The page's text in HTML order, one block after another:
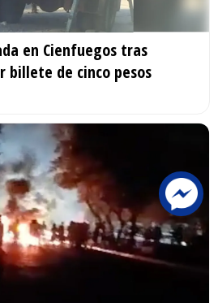
en Cienfuegos tras
billete de cinco pesos